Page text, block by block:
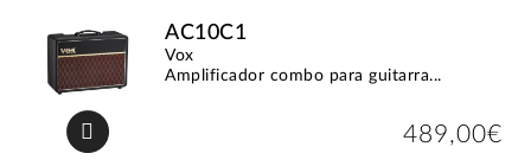
AC10C1
Vox
Amplificador combo para guitarra...
489,00€